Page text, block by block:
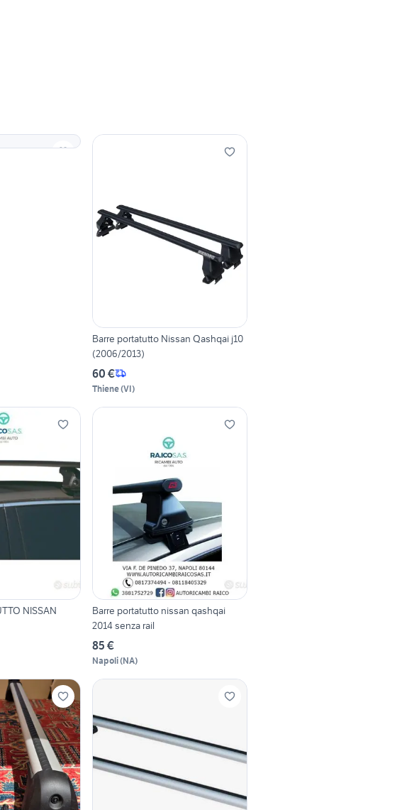
Barre portatutto Nissan Qashqai j10
(2006/2013)
60 €
Thiene(VI)
NISSAN
Barre portatutto nissan qashqai
2014 senza rail
85 €
Napoli(NA)